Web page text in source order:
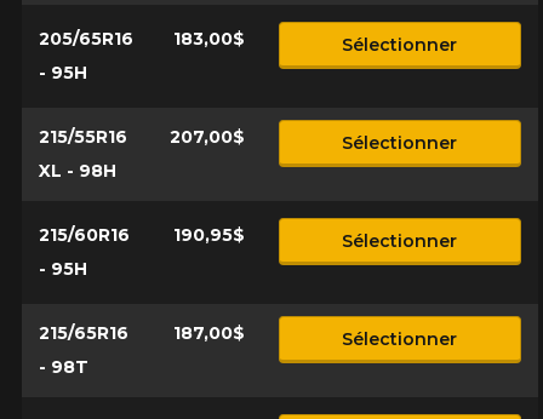
205/65R16
- 95H
183,00$ Sélectionner
215/55R16
XL - 98H
207,00$ Sélectionner
215/60R16
- 95H
190,95$ Sélectionner
215/65R16
- 98T
187,00$ Sélectionner